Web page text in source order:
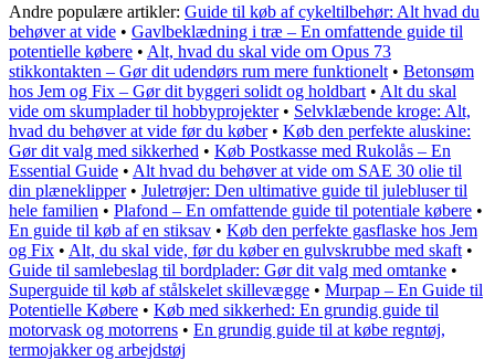
Andre populære artikler: Guide til køb af cykeltilbehør: Alt hvad du
behøver at vide • Gavlbeklædning i træ – En omfattende guide til
potentielle købere • Alt, hvad du skal vide om Opus 73
stikkontakten – Gør dit udendørs rum mere funktionelt • Betonsøm
hos Jem og Fix – Gør dit byggeri solidt og holdbart • Alt du skal
vide om skumplader til hobbyprojekter• Selvklæbende kroge: Alt,
hvad du behøver at vide før du køber• Køb den perfekte aluskine:
Gør dit valg med sikkerhed • Køb Postkasse med Rukolås – En
Essential Guide • Alt hvad du behøver at vide om SAE 30 olie til
din plæneklipper• Juletrøjer: Den ultimative guide til julebluser til
hele familien • Plafond – En omfattende guide til potentiale købere •
En guide til køb af en stiksav • Køb den perfekte gasflaske hos Jem
og Fix • Alt, du skal vide, før du køber en gulvskrubbe med skaft •
Guide til samlebeslag til bordplader: Gør dit valg med omtanke •
Superguide til køb af stålskelet skillevægge • Murpap – En Guide til
Potentielle Købere • Køb med sikkerhed: En grundig guide til
motorvask og motorrens • En grundig guide til at købe regntøj,
termojakker og arbejdstøj